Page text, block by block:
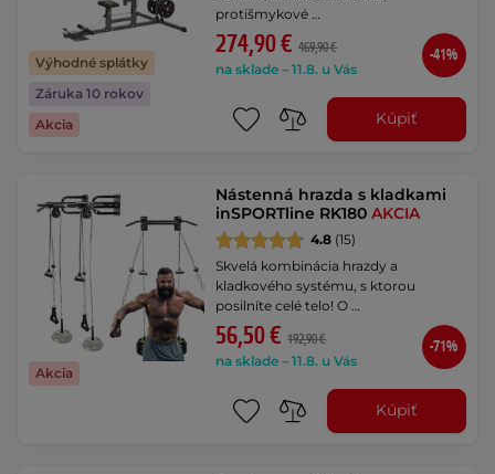
Výhodné splátky
Záruka 10 rokov
Akcia
protišmykové …
274,90 € 469,90 €
na sklade – 11.8. u Vás
-41%
Kúpiť
Akcia
Nástenná hrazda s kladkami
inSPORTline RK180AKCIA
4.8 (15)
Skvelá kombinácia hrazdy a
kladkového systému, s ktorou
posilníte celé telo! O …
56,50 € 192,90 €
na sklade – 11.8. u Vás
-71%
Kúpiť